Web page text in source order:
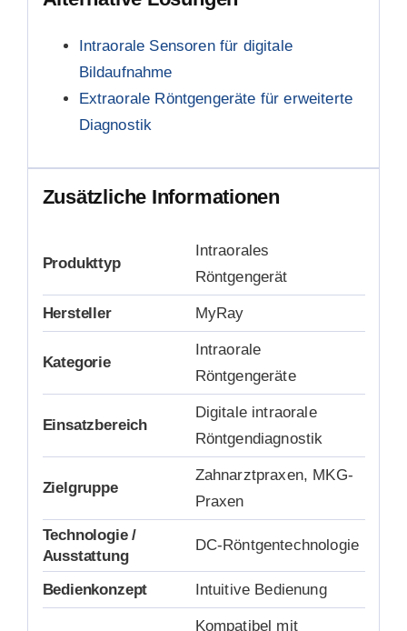
Intraorale Sensoren für digitale
Bildaufnahme
Extraorale Röntgengeräte für erweiterte
Diagnostik
Zusätzliche Informationen
Produkttyp
Intraorales
Röntgengerät
Hersteller MyRay
Kategorie
Intraorale
Röntgengeräte
Einsatzbereich
Digitale intraorale
Röntgendiagnostik
Zielgruppe
Zahnarztpraxen, MKG-
Praxen
Technologie /
Ausstattung
DC-Röntgentechnologie
Bedienkonzept Intuitive Bedienung
Kompatibel mit